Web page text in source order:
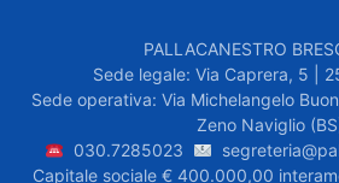
PALLACANESTRO
Sede legale: Via Caprera, 5 |
Sede operativa: Via Michelangelo
Zeno Naviglio
030.7285023
Capitale sociale € 400.000,00